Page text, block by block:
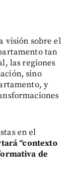
visión sobre el
tan
las regiones
sino
y
en el
“contexto
de